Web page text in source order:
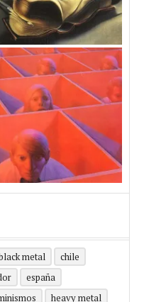
metal
chile
españa
heavy metal